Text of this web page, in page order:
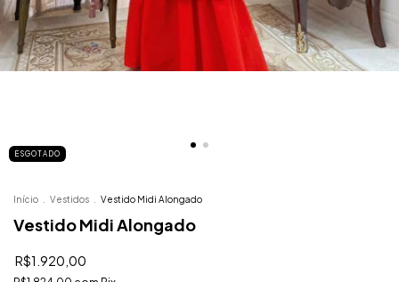
ESGOTADO
Início Vestidos Vestido Midi Alongado
Vestido Midi Alongado
R$1.920,00